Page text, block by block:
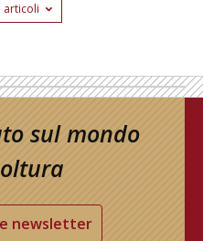
articoli
sul mondo
newsletter